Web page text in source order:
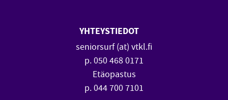
YHTEYSTIEDOT
seniorsurf (at) vtkl.fi
p. 050 468 0171
Etäopastus
p. 044 700 7101